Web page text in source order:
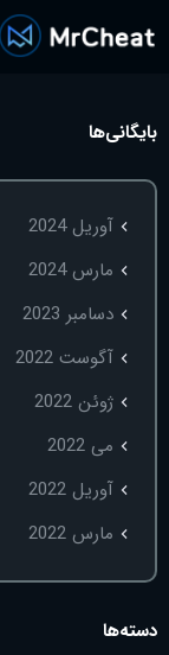
بایگانی‌ها
آوریل 2024
مارس 2024
دسامبر 2023
آگوست 2022
ژوئن 2022
می 2022
آوریل 2022
مارس 2022
دسته‌ها